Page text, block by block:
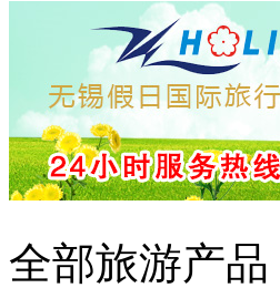
全部旅游产品